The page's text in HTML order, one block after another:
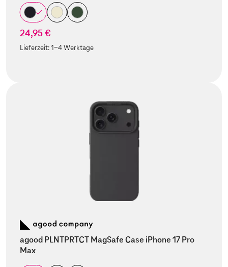
24,95 €
Lieferzeit:1-4 Werktage
agood PLNTPRTCT MagSafe Case iPhone 17 Pro
Max